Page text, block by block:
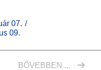
07.
09.
BŐVEBBEN ...